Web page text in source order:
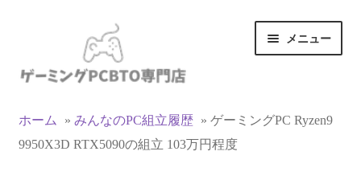
ゲ
ョ
ン
テ
へ
ス
メニュー
マイアカウント
ホーム » みんなのPC組立履歴 » ゲーミングPC Ryzen9
9950X3D RTX5090の組立 103万円程度